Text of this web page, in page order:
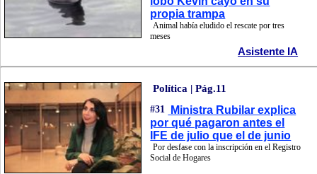
propia trampa
Animal había eludido el rescate por tres
meses
Asistente IA
Política | Pág.11
#31
Ministra Rubilar explica
por qué pagaron antes el
IFE de julio que el de junio
Por desfase con la inscripción en el Registro
Social de Hogares